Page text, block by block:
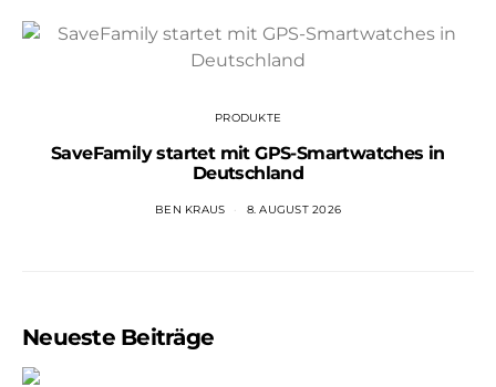
PRODUKTE
SaveFamily startet mit GPS-Smartwatches in
Deutschland
BEN KRAUS 8. AUGUST 2026
Neueste Beiträge